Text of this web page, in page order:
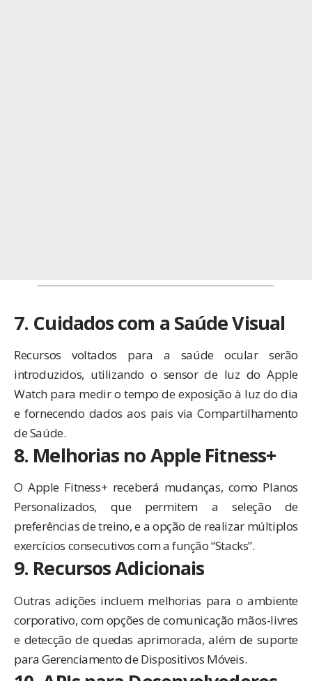
7. Cuidados com a Saúde Visual
Recursos voltados para a saúde ocular serão
introduzidos, utilizando o sensor de luz do Apple
Watch para medir o tempo de exposição à luz do dia
e fornecendo dados aos pais via Compartilhamento
de Saúde.
8. Melhorias no Apple Fitness+
O Apple Fitness+ receberá mudanças, como Planos
Personalizados, que permitem a seleção de
preferências de treino, e a opção de realizar múltiplos
exercícios consecutivos com a função “Stacks”.
9. Recursos Adicionais
Outras adições incluem melhorias para o ambiente
corporativo, com opções de comunicação mãos-livres
e detecção de quedas aprimorada, além de suporte
para Gerenciamento de Dispositivos Móveis.